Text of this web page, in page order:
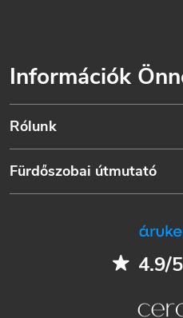
Információk
Rólunk
Fürdőszobai útmutató
4.9/5